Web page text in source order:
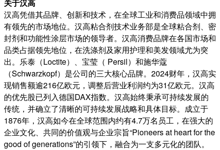
关于汉高
汉高凭借其品牌、创新和技术，在全球工业和消费品领域中拥
有领先的市场地位。汉高粘合剂技术业务部是全球粘合剂、密
封剂和功能性涂层市场的领导者。汉高消费品牌在各国市场和
品类占据领先地位，在洗涤剂及家用护理和美发领域尤为突
出。乐泰（Loctite）、宝莹（ Persil）和施华蔻
（Schwarzkopf）是公司的三大核心品牌。2024财年，汉高实
现销售额逾216亿欧元，调整后营业利润约为31亿欧元。汉高
的优先股已列入德国DAX指数。汉高始终秉承可持续发展的
传统，并确立了清晰的可持续发展战略和具体目标。成立于
1876年，汉高如今在全球范围内约有4.7万名员工，在强大的
企业文化、共同的价值观与企业宗旨“Pioneers at heart for the
good of generations”的引领下，融合为一支多元化的团队。